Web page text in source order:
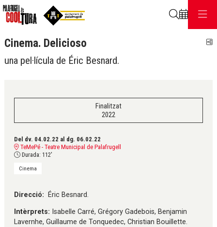
Cinema. Delicioso
una pel·lícula de Éric Besnard.
Finalitzat
2022
Del dv. 04.02.22 al dg. 06.02.22
TeMePé - Teatre Municipal de Palafrugell
Durada: 112'
Cinema
Direcció: Éric Besnard.
Intèrprets: Isabelle Carré, Grégory Gadebois, Benjamin
Lavernhe, Guillaume de Tonquedec, Christian Bouillette.